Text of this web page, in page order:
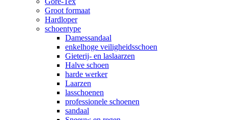
Groot formaat
Hardloper
schoentype
Damessandaal
enkelhoge veiligheidsschoen
Gieterij- en laslaarzen
Halve schoen
harde werker
Laarzen
lasschoenen
professionele schoenen
sandaal